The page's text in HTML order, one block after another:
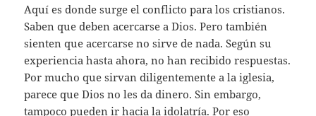
Aquí es donde surge el conflicto para los cristianos.
Saben que deben acercarse a Dios. Pero también
sienten que acercarse no sirve de nada. Según su
experiencia hasta ahora, no han recibido respuestas.
Por mucho que sirvan diligentemente a la iglesia,
parece que Dios no les da dinero. Sin embargo,
tampoco pueden ir hacia la idolatría. Por eso